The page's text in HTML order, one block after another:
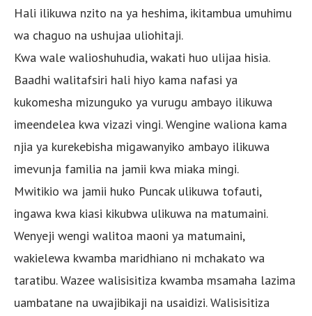
Hali ilikuwa nzito na ya heshima, ikitambua umuhimu
wa chaguo na ushujaa uliohitaji.
Kwa wale walioshuhudia, wakati huo ulijaa hisia.
Baadhi walitafsiri hali hiyo kama nafasi ya
kukomesha mizunguko ya vurugu ambayo ilikuwa
imeendelea kwa vizazi vingi. Wengine waliona kama
njia ya kurekebisha migawanyiko ambayo ilikuwa
imevunja familia na jamii kwa miaka mingi.
Mwitikio wa jamii huko Puncak ulikuwa tofauti,
ingawa kwa kiasi kikubwa ulikuwa na matumaini.
Wenyeji wengi walitoa maoni ya matumaini,
wakielewa kwamba maridhiano ni mchakato wa
taratibu. Wazee walisisitiza kwamba msamaha lazima
uambatane na uwajibikaji na usaidizi. Walisisitiza